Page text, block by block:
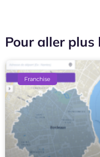
Pour aller plus
Franchise